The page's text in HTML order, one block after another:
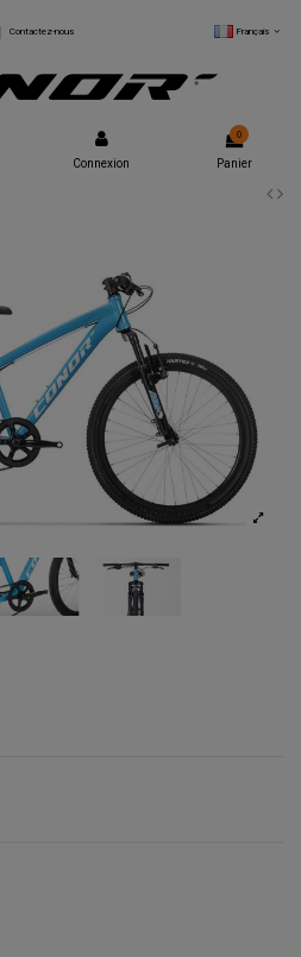
Contactez-nous Français
Connexion
0
Panier